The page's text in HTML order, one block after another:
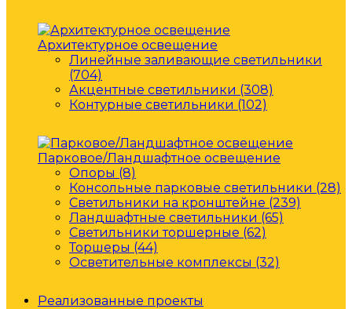
Архитектурное освещение
Линейные заливающие светильники
(704)
Акцентные светильники (308)
Контурные светильники (102)
Парковое/Ландшафтное освещение
Опоры (8)
Консольные парковые светильники (28)
Светильники на кронштейне (239)
Ландшафтные светильники (65)
Светильники торшерные (62)
Торшеры (44)
Осветительные комплексы (32)
Реализованные проекты